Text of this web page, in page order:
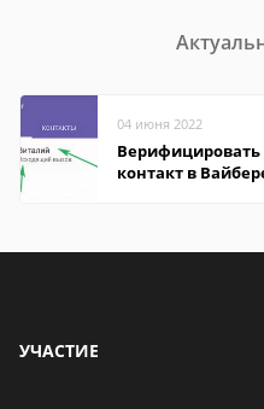
04 июня 2022
Верифицировать
контакт в
УЧАСТИЕ